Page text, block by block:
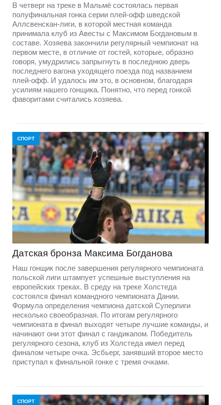
В четверг на треке в Мальмё состоялась первая
полуфинальная гонка серии плей-офф шведской
Аллсвенскан-лиги, в которой местная команда
принимала клуб из Авесты с Максимом Богдановым в
составе. Хозяева закончили регулярный чемпионат на
первом месте, в отличие от гостей, которые, образно
говоря, умудрились запрыгнуть в последнюю дверь
последнего вагона уходящего поезда под названием
плей-офф. И удалось им это, в основном, благодаря
усилиям нашего гонщика. Понятно, что перед гонкой
фаворитами считались хозяева.
СПОРТ
Датская бронза Максима Богданова
Наш гонщик после завершения регулярного чемпионата
польской лиги штампует успешные выступления на
европейских треках. В среду на треке Холстеда
состоялся финал командного чемпионата Дании.
Формула определения чемпиона датской Суперлиги
несколько своеобразная. По итогам регулярного
чемпионата в финал выходят четыре лучшие команды, и
начинают они этот финал с гандикапом. Победитель
регулярного сезона, клуб из Холстеда имел перед
финалом четыре очка. Эсбьерг, занявший второе место
приступал к финальной гонке с тремя очками.
СПОРТ